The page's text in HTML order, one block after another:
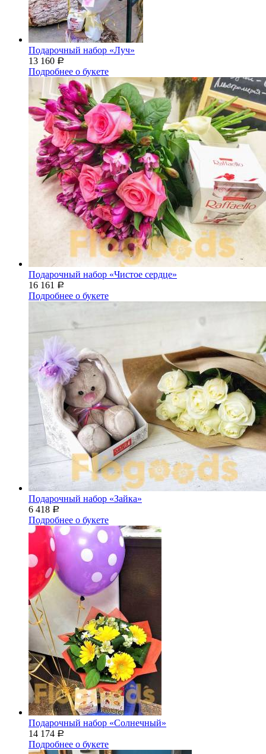
Подарочный набор «Луч»
13 160 Р
Подробнее о букете
Подарочный набор «Чистое сердце»
16 161
Р
Подробнее о букете
Подарочный набор «Зайка»
6 418 Р
Подробнее о букете
Подарочный набор «Солнечный»
14 174 Р
Подробнее о букете